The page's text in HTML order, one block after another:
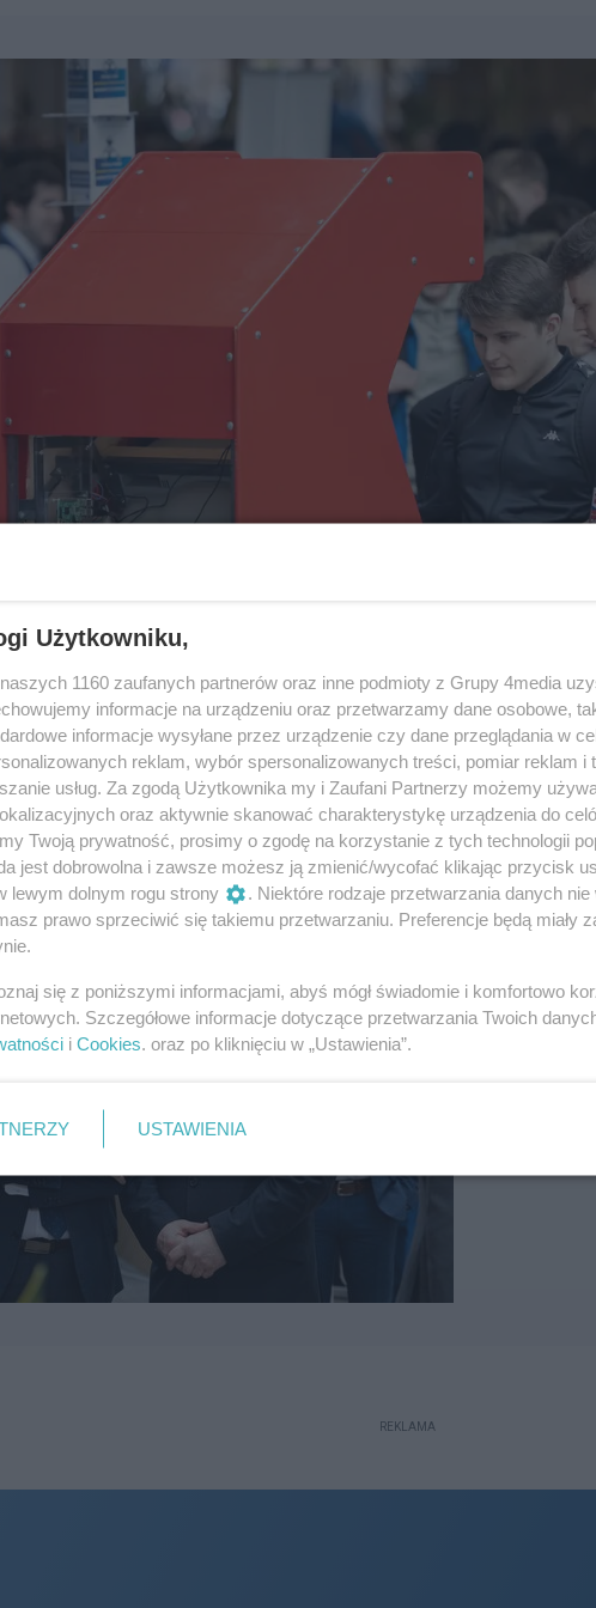
36 / 38
REKLAMA
Użytkowniku,
1160 zaufanych partnerów oraz inne podmioty z Grupy 4media
informacje na urządzeniu oraz przetwarzamy dane osobowe,
informacje wysyłane przez urządzenie czy dane przeglądania w
reklam, wybór spersonalizowanych treści, pomiar reklam i
usług. Za zgodą Użytkownika my i Zaufani Partnerzy możemy
oraz aktywnie skanować charakterystykę urządzenia do
Twoją prywatność, prosimy o zgodę na korzystanie z tych technologii
jest dobrowolna i zawsze możesz ją zmienić/wycofać klikając przycisk
lewym dolnym rogu strony
. Niektóre rodzaje przetwarzania danych
prawo sprzeciwić się takiemu przetwarzaniu. Preferencje będą miały
się z poniższymi informacjami, abyś mógł świadomie i komfortowo
Szczegółowe informacje dotyczące przetwarzania Twoich
i Cookies. oraz po kliknięciu w „Ustawienia”.
USTAWIENIA